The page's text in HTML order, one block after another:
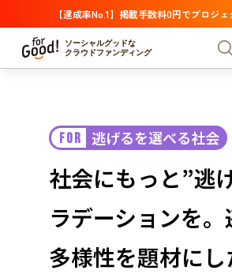
【達成率No.1】掲載手数料0円でプロジ
ソーシャルグッドな
クラウドファンディング
プロジェクトからさがす 注目
カテゴリーからさがす 国
注目 新着
支援金額が多い
支援人数が多い
終了日が近い
カテゴリーからさがす
国際協力 医療・福祉
子ども・
環境・エシカル
人権・マイノリティ
FOR 逃げるを選べる社会
社会にもっと”逃
ラデーションを。
多様性を題材に